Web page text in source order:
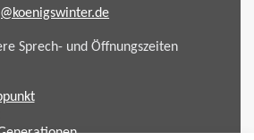
Sprech- und Öffnungszeiten